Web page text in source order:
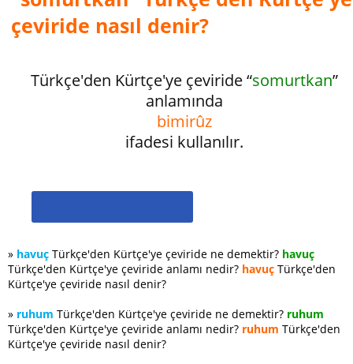
çeviride nasıl denir?
Türkçe'den Kürtçe'ye çeviride “somurtkan”
anlamında
bimirûz
ifadesi kullanılır.
» havuç Türkçe'den Kürtçe'ye çeviride ne demektir? havuç
Türkçe'den Kürtçe'ye çeviride anlamı nedir? havuç Türkçe'den
Kürtçe'ye çeviride nasıl denir?
» ruhum Türkçe'den Kürtçe'ye çeviride ne demektir? ruhum
Türkçe'den Kürtçe'ye çeviride anlamı nedir? ruhum Türkçe'den
Kürtçe'ye çeviride nasıl denir?